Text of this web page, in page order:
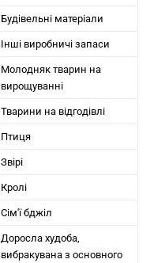
Будівельні матеріали
Інші виробничі запаси
Молодняк тварин на
вирощуванні
Тварини на відгодівлі
Птиця
Звірі
Кролі
Сім'ї бджіл
Доросла худоба,
вибракувана з основного